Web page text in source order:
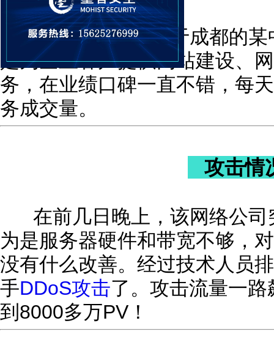
该网络公司是位于成都的某
是为企业客户提供网站建设、
务，在业绩口碑一直不错，每
务成交量。
攻击
在前几日晚上，该网络公司
为是服务器硬件和带宽不够，
没有什么改善。经过技术人员
手DDoS攻击了。攻击流量一
到8000多万PV！